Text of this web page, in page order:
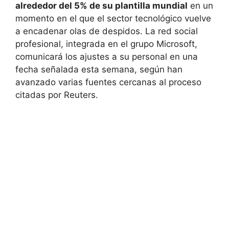
alrededor del 5% de su plantilla mundial en un
momento en el que el sector tecnológico vuelve
a encadenar olas de despidos. La red social
profesional, integrada en el grupo Microsoft,
comunicará los ajustes a su personal en una
fecha señalada esta semana, según han
avanzado varias fuentes cercanas al proceso
citadas por Reuters.